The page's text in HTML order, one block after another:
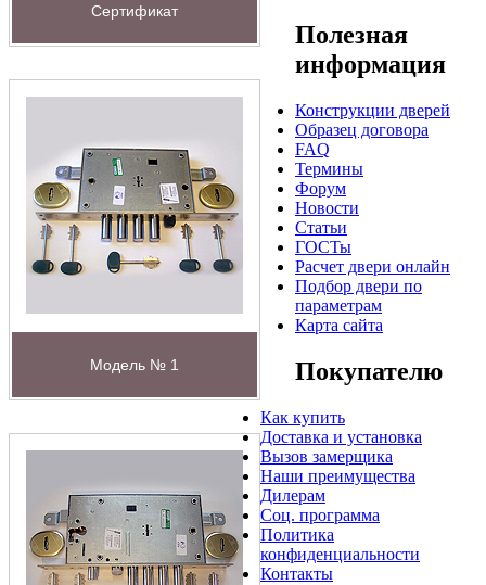
Сертификат
Модель № 1
Полезная
информация
Конструкции дверей
Образец договора
FAQ
Термины
Форум
Новости
Статьи
ГОСТы
Расчет двери онлайн
Подбор двери по
параметрам
Карта сайта
Покупателю
Как купить
Доставка и установка
Вызов замерщика
Наши преимущества
Дилерам
Соц. программа
Политика
конфиденциальности
Контакты